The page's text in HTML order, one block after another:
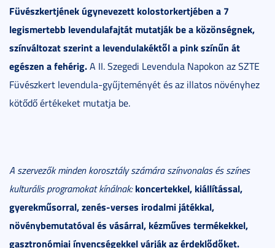
Füvészkertjének úgynevezett kolostorkertjében a 7
legismertebb levendulafajtát mutatják be a közönségnek,
színváltozat szerint a levendulakéktől a pink színűn át
egészen a fehérig.A II. Szegedi Levendula Napokon az SZTE
Füvészkert levendula-gyűjteményét és az illatos növényhez
kötődő értékeket mutatja be.
A szervezők minden korosztály számára színvonalas és színes
kulturális programokat kínálnak: koncertekkel, kiállítással,
gyerekműsorral, zenés-verses irodalmi játékkal,
növénybemutatóval és vásárral, kézműves termékekkel,
gasztronómiai ínyencségekkel várják az érdeklődőket.